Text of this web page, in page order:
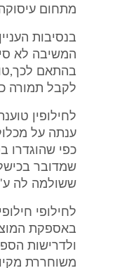
מתחום
בנסיבות
המשיבה לא
בהתאם
לקבל תמורה
לחילופין
ענתה על
כפי שהוגדרו
שמדובר
ששולמה לה
לחילופי
באספקת
ולדרישות
משוחררת